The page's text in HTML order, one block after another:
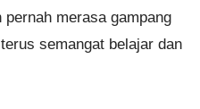
merasa gampang
semangat belajar dan